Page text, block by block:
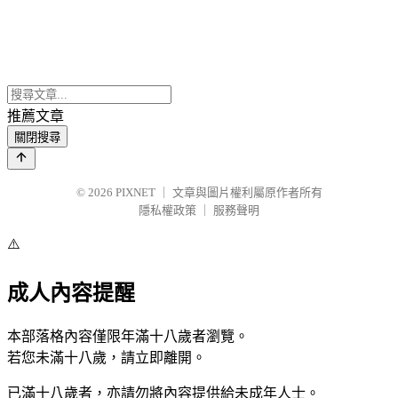
推薦文章
關閉搜尋
© 2026 PIXNET
文章與圖片權利屬原作者所有
隱私權政策
服務聲明
⚠️
成人內容提醒
本部落格內容僅限年滿十八歲者瀏覽。
若您未滿十八歲，請立即離開。
已滿十八歲者，亦請勿將內容提供給未成年人士。